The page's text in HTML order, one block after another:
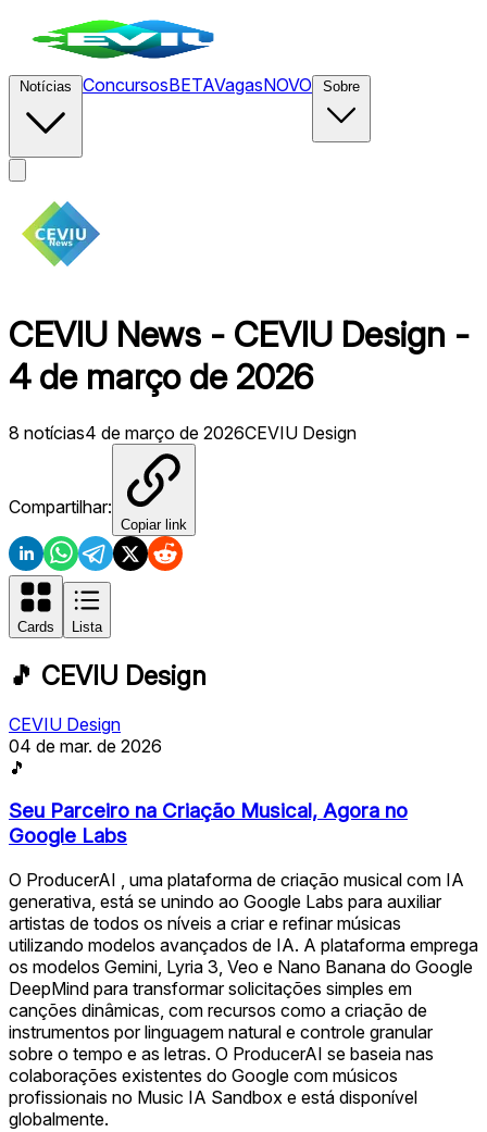
ConcursosBETAVagasNOVO
CEVIU News - CEVIU Design -
4 de março de 2026
8 notícias4 de março de 2026CEVIU Design
Compartilhar:
Copiar link
Cards Lista
🎵 CEVIU Design
CEVIU Design
04 de mar. de 2026
🎵
Seu Parceiro na Criação Musical, Agora no
Google Labs
O ProducerAI , uma plataforma de criação musical com IA
generativa, está se unindo ao Google Labs para auxiliar
artistas de todos os níveis a criar e refinar músicas
utilizando modelos avançados de IA. A plataforma emprega
os modelos Gemini, Lyria 3, Veo e Nano Banana do Google
DeepMind para transformar solicitações simples em
canções dinâmicas, com recursos como a criação de
instrumentos por linguagem natural e controle granular
sobre o tempo e as letras. O ProducerAI se baseia nas
colaborações existentes do Google com músicos
profissionais no Music IA Sandbox e está disponível
globalmente.